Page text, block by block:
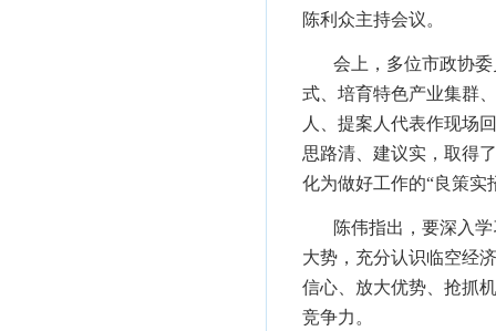
陈利众主持会议。
会上，多位市政协
式、培育特色产业集群
人、提案人代表作现场
思路清、建议实，取得
化为做好工作的“良策实
陈伟指出，要深入
大势，充分认识临空经
信心、放大优势、抢抓
竞争力。